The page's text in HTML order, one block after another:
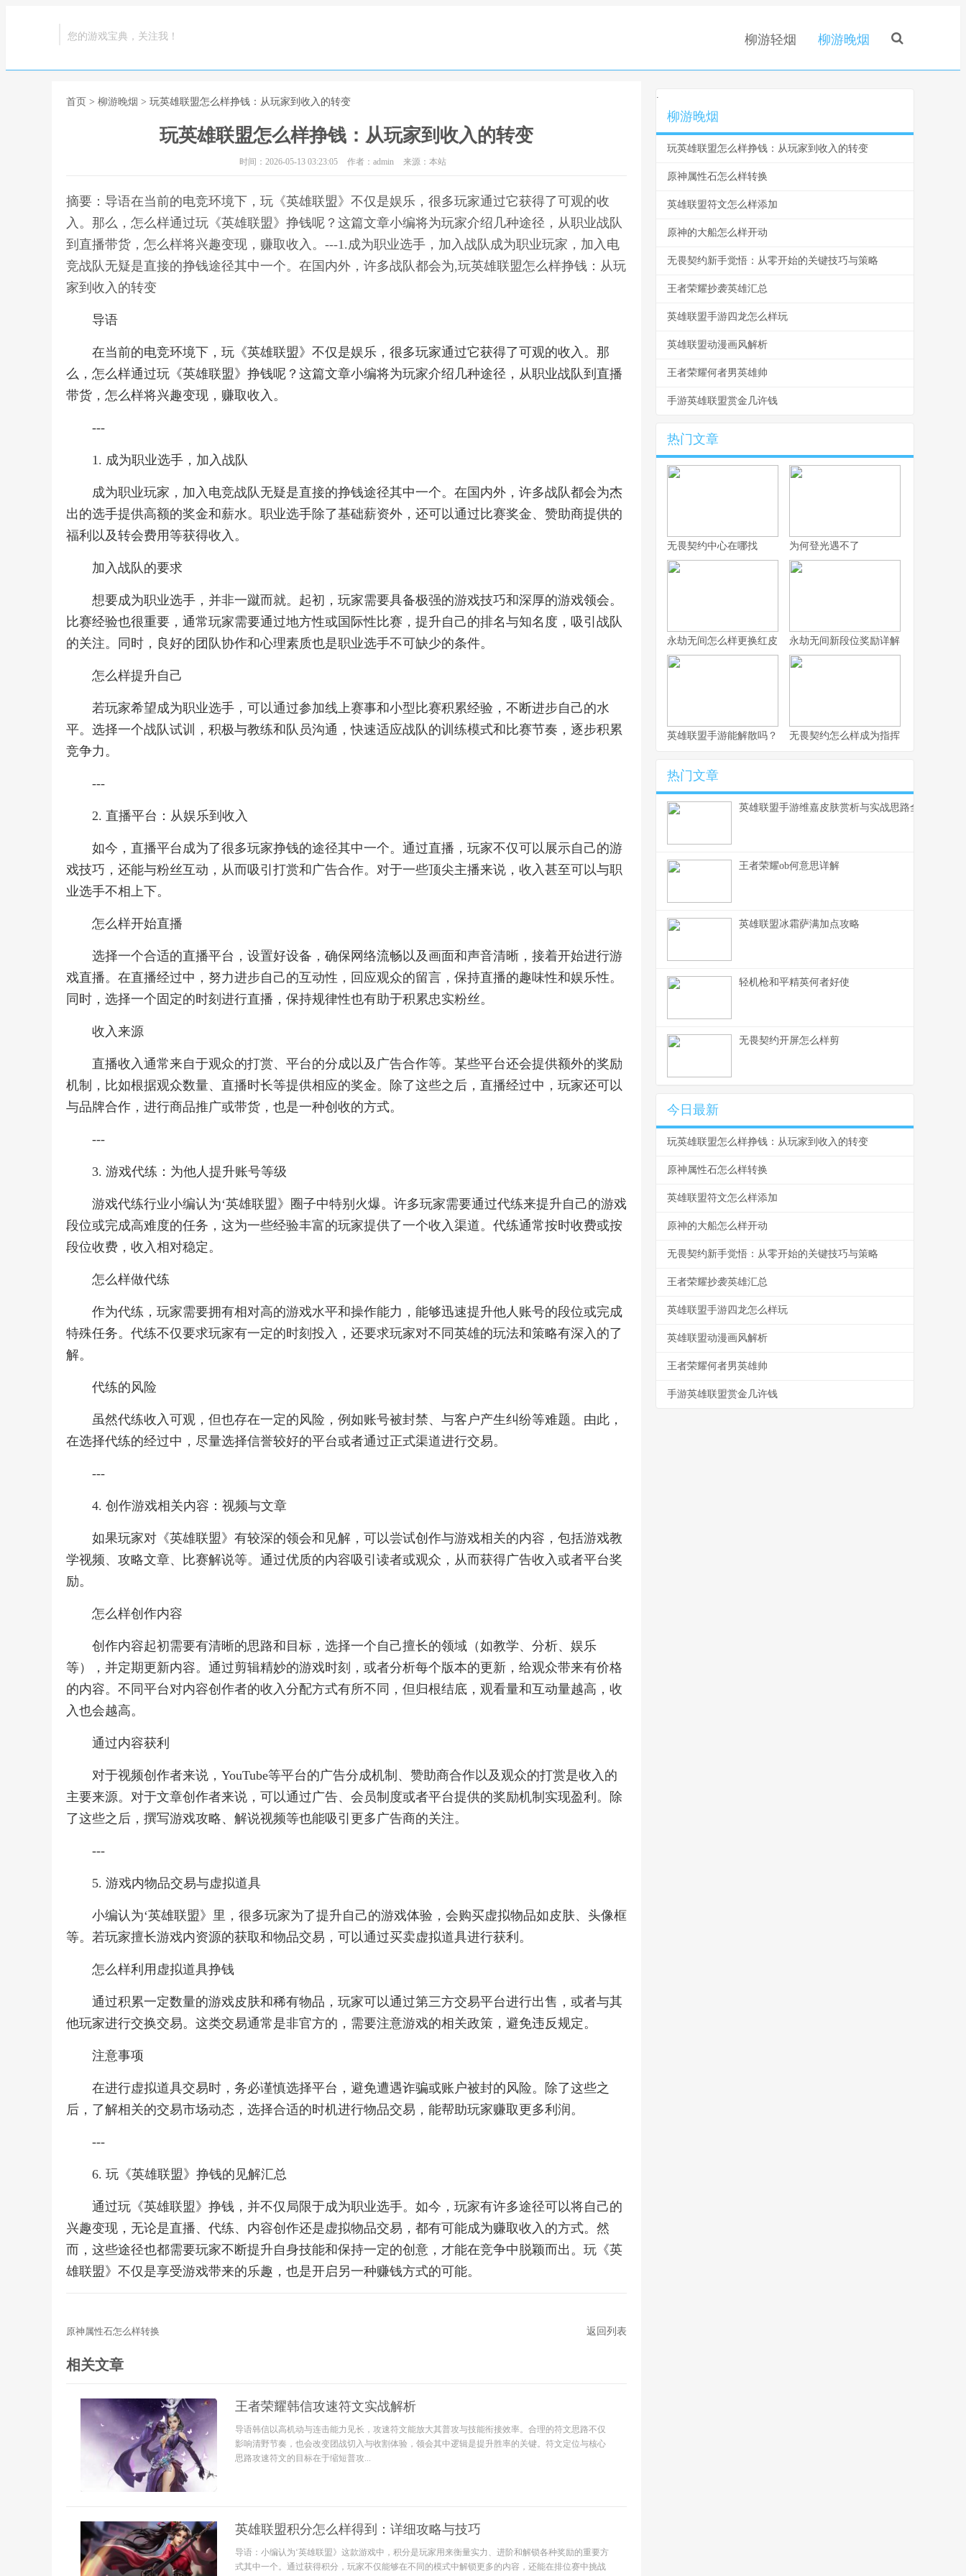
您的游戏宝典，关注我！ 柳游轻烟 柳游晚烟
首页 > 柳游晚烟 > 玩英雄联盟怎么样挣钱：从玩家到收入的转变
玩英雄联盟怎么样挣钱：从玩家到收入的转变
时间：2026-05-13 03:23:05 作者：admin 来源：本站
摘要：导语在当前的电竞环境下，玩《英雄联盟》不仅是娱乐，很多玩家通过它获得了可观的收
入。那么，怎么样通过玩《英雄联盟》挣钱呢？这篇文章小编将为玩家介绍几种途径，从职业战队
到直播带货，怎么样将兴趣变现，赚取收入。---1.成为职业选手，加入战队成为职业玩家，加入电
竞战队无疑是直接的挣钱途径其中一个。在国内外，许多战队都会为,玩英雄联盟怎么样挣钱：从玩
家到收入的转变
导语
在当前的电竞环境下，玩《英雄联盟》不仅是娱乐，很多玩家通过它获得了可观的收入。那
么，怎么样通过玩《英雄联盟》挣钱呢？这篇文章小编将为玩家介绍几种途径，从职业战队到直播
带货，怎么样将兴趣变现，赚取收入。
---
1. 成为职业选手，加入战队
成为职业玩家，加入电竞战队无疑是直接的挣钱途径其中一个。在国内外，许多战队都会为杰
出的选手提供高额的奖金和薪水。职业选手除了基础薪资外，还可以通过比赛奖金、赞助商提供的
福利以及转会费用等获得收入。
加入战队的要求
想要成为职业选手，并非一蹴而就。起初，玩家需要具备极强的游戏技巧和深厚的游戏领会。
比赛经验也很重要，通常玩家需要通过地方性或国际性比赛，提升自己的排名与知名度，吸引战队
的关注。同时，良好的团队协作和心理素质也是职业选手不可缺少的条件。
怎么样提升自己
若玩家希望成为职业选手，可以通过参加线上赛事和小型比赛积累经验，不断进步自己的水
平。选择一个战队试训，积极与教练和队员沟通，快速适应战队的训练模式和比赛节奏，逐步积累
竞争力。
---
2. 直播平台：从娱乐到收入
如今，直播平台成为了很多玩家挣钱的途径其中一个。通过直播，玩家不仅可以展示自己的游
戏技巧，还能与粉丝互动，从而吸引打赏和广告合作。对于一些顶尖主播来说，收入甚至可以与职
业选手不相上下。
怎么样开始直播
选择一个合适的直播平台，设置好设备，确保网络流畅以及画面和声音清晰，接着开始进行游
戏直播。在直播经过中，努力进步自己的互动性，回应观众的留言，保持直播的趣味性和娱乐性。
同时，选择一个固定的时刻进行直播，保持规律性也有助于积累忠实粉丝。
收入来源
直播收入通常来自于观众的打赏、平台的分成以及广告合作等。某些平台还会提供额外的奖励
机制，比如根据观众数量、直播时长等提供相应的奖金。除了这些之后，直播经过中，玩家还可以
与品牌合作，进行商品推广或带货，也是一种创收的方式。
---
3. 游戏代练：为他人提升账号等级
游戏代练行业小编认为‘英雄联盟》圈子中特别火爆。许多玩家需要通过代练来提升自己的游戏
段位或完成高难度的任务，这为一些经验丰富的玩家提供了一个收入渠道。代练通常按时收费或按
段位收费，收入相对稳定。
怎么样做代练
作为代练，玩家需要拥有相对高的游戏水平和操作能力，能够迅速提升他人账号的段位或完成
特殊任务。代练不仅要求玩家有一定的时刻投入，还要求玩家对不同英雄的玩法和策略有深入的了
解。
代练的风险
虽然代练收入可观，但也存在一定的风险，例如账号被封禁、与客户产生纠纷等难题。由此，
在选择代练的经过中，尽量选择信誉较好的平台或者通过正式渠道进行交易。
---
4. 创作游戏相关内容：视频与文章
如果玩家对《英雄联盟》有较深的领会和见解，可以尝试创作与游戏相关的内容，包括游戏教
学视频、攻略文章、比赛解说等。通过优质的内容吸引读者或观众，从而获得广告收入或者平台奖
励。
怎么样创作内容
创作内容起初需要有清晰的思路和目标，选择一个自己擅长的领域（如教学、分析、娱乐
等），并定期更新内容。通过剪辑精妙的游戏时刻，或者分析每个版本的更新，给观众带来有价格
的内容。不同平台对内容创作者的收入分配方式有所不同，但归根结底，观看量和互动量越高，收
入也会越高。
通过内容获利
对于视频创作者来说，YouTube等平台的广告分成机制、赞助商合作以及观众的打赏是收入的
主要来源。对于文章创作者来说，可以通过广告、会员制度或者平台提供的奖励机制实现盈利。除
了这些之后，撰写游戏攻略、解说视频等也能吸引更多广告商的关注。
---
5. 游戏内物品交易与虚拟道具
小编认为‘英雄联盟》里，很多玩家为了提升自己的游戏体验，会购买虚拟物品如皮肤、头像框
等。若玩家擅长游戏内资源的获取和物品交易，可以通过买卖虚拟道具进行获利。
怎么样利用虚拟道具挣钱
通过积累一定数量的游戏皮肤和稀有物品，玩家可以通过第三方交易平台进行出售，或者与其
他玩家进行交换交易。这类交易通常是非官方的，需要注意游戏的相关政策，避免违反规定。
注意事项
在进行虚拟道具交易时，务必谨慎选择平台，避免遭遇诈骗或账户被封的风险。除了这些之
后，了解相关的交易市场动态，选择合适的时机进行物品交易，能帮助玩家赚取更多利润。
---
6. 玩《英雄联盟》挣钱的见解汇总
通过玩《英雄联盟》挣钱，并不仅局限于成为职业选手。如今，玩家有许多途径可以将自己的
兴趣变现，无论是直播、代练、内容创作还是虚拟物品交易，都有可能成为赚取收入的方式。然
而，这些途径也都需要玩家不断提升自身技能和保持一定的创意，才能在竞争中脱颖而出。玩《英
雄联盟》不仅是享受游戏带来的乐趣，也是开启另一种赚钱方式的可能。
原神属性石怎么样转换 返回列表
相关文章
王者荣耀韩信攻速符文实战解析
导语韩信以高机动与连击能力见长，攻速符文能放大其普攻与技能衔接效率。合理的符文思路不仅
影响清野节奏，也会改变团战切入与收割体验，领会其中逻辑是提升胜率的关键。符文定位与核心
思路攻速符文的目标在于缩短普攻...
英雄联盟积分怎么样得到：详细攻略与技巧
导语：小编认为‘英雄联盟》这款游戏中，积分是玩家用来衡量实力、进阶和解锁各种奖励的重要方
式其中一个。通过获得积分，玩家不仅能够在不同的模式中解锁更多的内容，还能在排位赛中挑战
.
柳游晚烟
玩英雄联盟怎么样挣钱：从玩家到收入的转变
原神属性石怎么样转换
英雄联盟符文怎么样添加
原神的大船怎么样开动
无畏契约新手觉悟：从零开始的关键技巧与策略
王者荣耀抄袭英雄汇总
英雄联盟手游四龙怎么样玩
英雄联盟动漫画风解析
王者荣耀何者男英雄帅
手游英雄联盟赏金几许钱
热门文章
无畏契约中心在哪找 为何登光遇不了
永劫无间怎么样更换红皮 永劫无间新段位奖励详解
英雄联盟手游能解散吗？ 无畏契约怎么样成为指挥
热门文章
英雄联盟手游维嘉皮肤赏析与实战思路全解
王者荣耀ob何意思详解
英雄联盟冰霜萨满加点攻略
轻机枪和平精英何者好使
无畏契约开屏怎么样剪
今日最新
玩英雄联盟怎么样挣钱：从玩家到收入的转变
原神属性石怎么样转换
英雄联盟符文怎么样添加
原神的大船怎么样开动
无畏契约新手觉悟：从零开始的关键技巧与策略
王者荣耀抄袭英雄汇总
英雄联盟手游四龙怎么样玩
英雄联盟动漫画风解析
王者荣耀何者男英雄帅
手游英雄联盟赏金几许钱